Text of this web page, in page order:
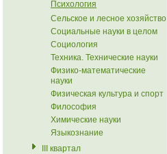
Психология
Сельское и лесное хозяйство
Социальные науки в целом
Социология
Техника. Технические науки
Физико-математические
науки
Физическая культура и спорт
Философия
Химические науки
Языкознание
III квартал